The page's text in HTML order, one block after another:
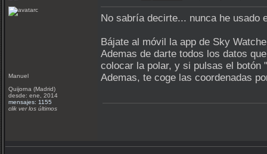
Manuel
Quijorna (Madrid)
desde: ene, 2014
mensajes: 1155
clik ver los últimos
No sabría decirte... nunca he usado
Bájate al móvil la app de Sky
Ademas de darte todos los datos
colocar la polar, y si pulsas el botón
Ademas, te coge las coordenadas